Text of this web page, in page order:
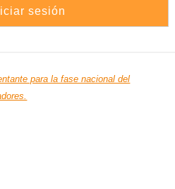
para la fase nacional del